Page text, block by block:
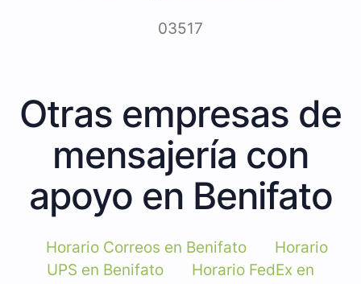
03517
Otras empresas de
mensajería con
apoyo en Benifato
Horario Correos en Benifato
Horario
UPS en Benifato
Horario FedEx en